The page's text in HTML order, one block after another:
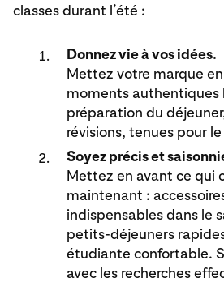
classes durant l’été :
Donnez vie à vos idées.
Mettez votre marque
moments authentiques
préparation du
révisions, tenues pour
Soyez précis et
Mettez en avant ce qui
maintenant :
indispensables dans le
petits-déjeuners
étudiante confortable.
avec les recherches